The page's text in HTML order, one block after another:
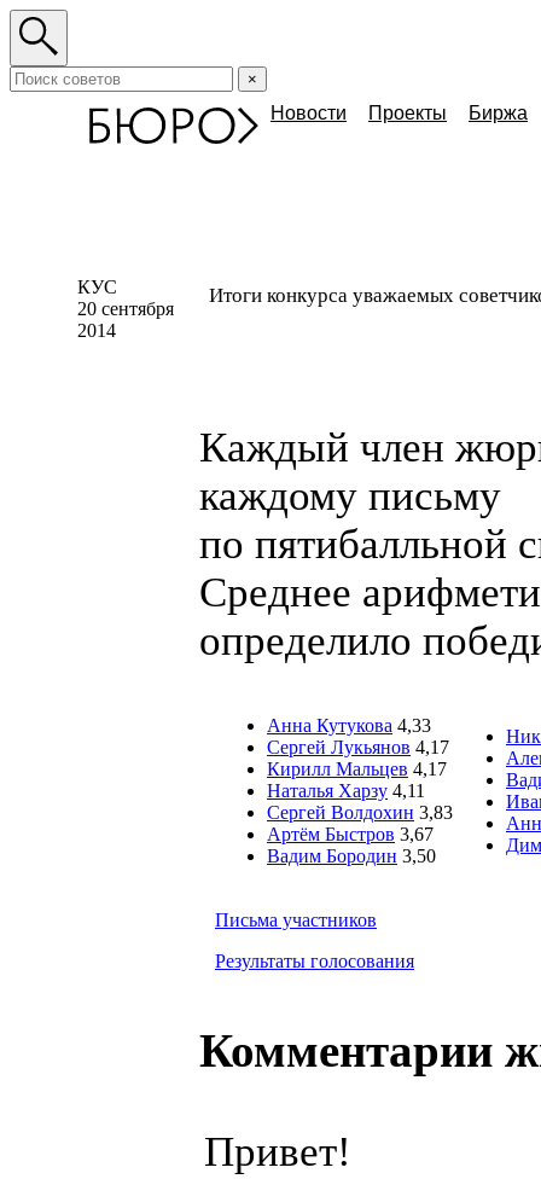
×
Новости Проекты Биржа
КУС
20 сентября
2014
Итоги конкурса уважаемых
Каждый член
каждому письму
по пятибалльной
Среднее
определило
Анна Кутукова 4,33
Сергей Лукьянов 4,17
Кирилл Мальцев 4,17
Наталья Харзу 4,11
Сергей Волдохин 3,83
Артём Быстров 3,67
Вадим Бородин 3,50
Письма участников
Результаты голосования
Комментарии
Привет!